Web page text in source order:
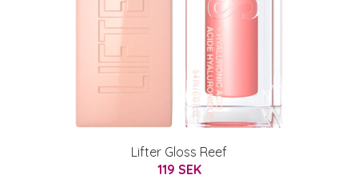
Lifter Gloss Reef
119 SEK